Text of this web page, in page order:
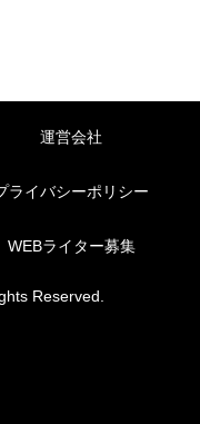
運営会社
ライバシーポリシー
WEBライター募集
Reserved.